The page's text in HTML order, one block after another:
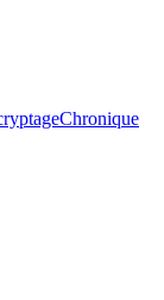
Chronique